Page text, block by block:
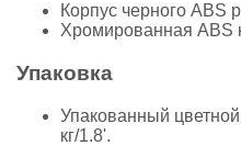
Корпус черного ABS
Хромированная ABS
Упаковка
Упакованный
кг/1.8'.